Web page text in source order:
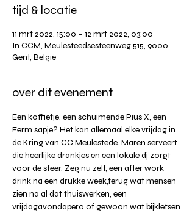
tijd & locatie
11 mrt 2022, 15:00 – 12 mrt 2022, 03:00
In CCM, Meulesteedsesteenweg 515, 9000
Gent, België
over dit evenement
Een koffietje, een schuimende Pius X, een
Ferm sapje? Het kan allemaal elke vrijdag in
de Kring van CC Meulestede. Maren serveert
die heerlijke drankjes en een lokale dj zorgt
voor de sfeer. Zeg nu zelf, een after work
drink na een drukke week,terug wat mensen
zien na al dat thuiswerken, een
vrijdagavondapero of gewoon wat bijkletsen